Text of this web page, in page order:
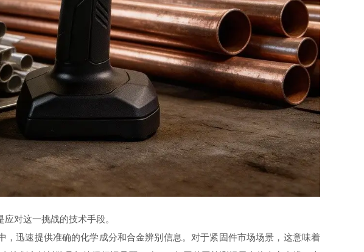
对这一挑战的技术手段。
迅速提供准确的化学成分和合金辨别信息。对于紧固件市场场景，这意味着